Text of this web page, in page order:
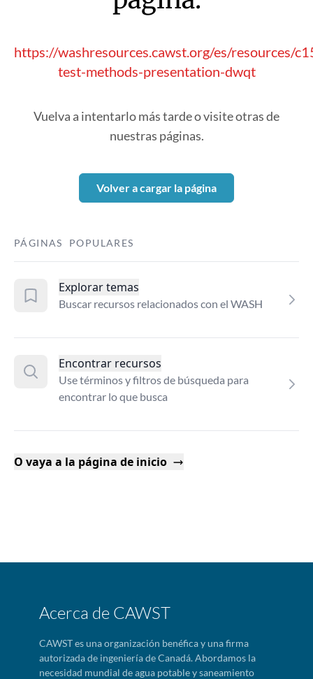
https://washresources.cawst.org/es/resources/
test-methods-presentation-dwqt
Vuelva a intentarlo más tarde o visite otras de
nuestras páginas.
Volver a cargar la página
PÁGINAS POPULARES
Explorar temas
Buscar recursos relacionados con el WASH
Encontrar recursos
Use términos y filtros de búsqueda para
encontrar lo que busca
O vaya a la página de inicio
Acerca de CAWST
CAWST es una organización benéfica y una firma
autorizada de ingeniería de Canadá. Abordamos la
necesidad mundial de agua potable y saneamiento